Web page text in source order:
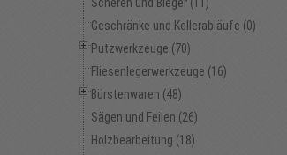
Geschränke und Kellerabläufe (0)
Putzwerkzeuge (70)
Fliesenlegerwerkzeuge (16)
Bürstenwaren (48)
Sägen und Feilen (26)
Holzbearbeitung (18)